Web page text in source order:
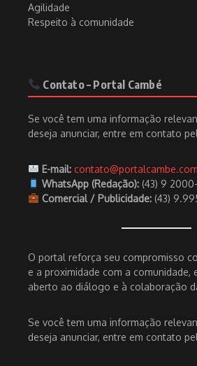
Agilidade
Respeito à comunidade
Contato – Portal Cambé
Se você tem uma informação
deseja anunciar, entre em contato
E-mail:
WhatsApp (Redação):(43) 9
Comercial / Publicidade:(43)
O portal reforça seu compromisso
e a proximidade com a comunidade,
aberto ao diálogo e à colaboração
Se você tem uma informação
deseja anunciar, entre em contato